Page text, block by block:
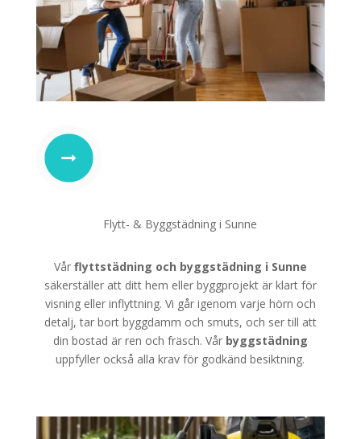
Flytt- & Byggstädning i Sunne
Vår flyttstädning och byggstädning i Sunne
säkerställer att ditt hem eller byggprojekt är klart för
visning eller inflyttning. Vi går igenom varje hörn och
detalj, tar bort byggdamm och smuts, och ser till att
din bostad är ren och fräsch. Vår byggstädning
uppfyller också alla krav för godkänd besiktning.